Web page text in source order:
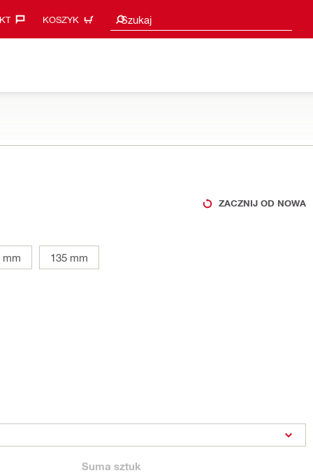
KOSZYK Szukaj
Sugestie wyszukiwania
ZACZNIJ OD NOWA
mm 135 mm
Suma sztuk